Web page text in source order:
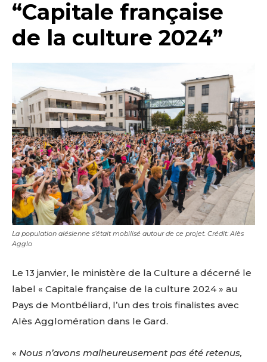
“Capitale française
de la culture 2024”
La population alésienne s’était mobilisé autour de ce projet. Crédit: Alès
Agglo
Le 13 janvier, le ministère de la Culture a décerné le
label « Capitale française de la culture 2024 » au
Pays de Montbéliard, l’un des trois finalistes avec
Alès Agglomération dans le Gard.
« Nous n’avons malheureusement pas été retenus,